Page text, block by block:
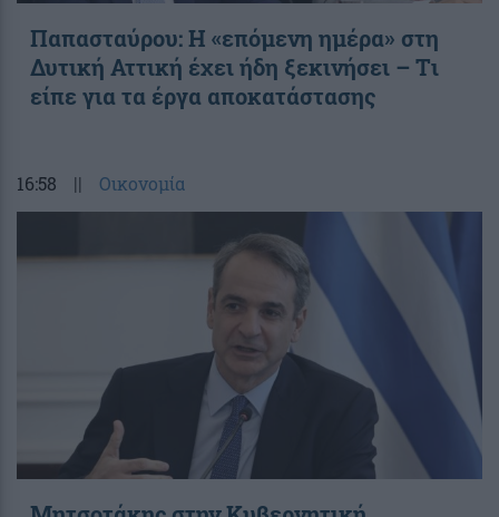
Παπασταύρου: Η «επόμενη ημέρα» στη
Δυτική Αττική έχει ήδη ξεκινήσει – Tι
είπε για τα έργα αποκατάστασης
16:58 || Οικονομία